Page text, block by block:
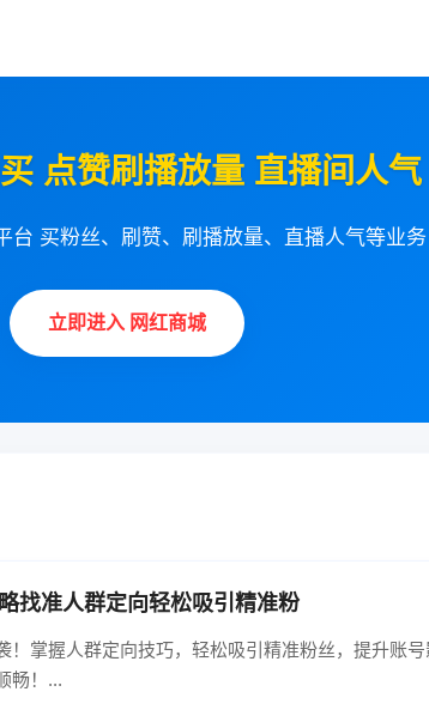
点赞刷播放量 直播间人气
台 买粉丝、刷赞、刷播放量、直播人气等业务
立即进入 网红商城
找准人群定向轻松吸引精准粉
！掌握人群定向技巧，轻松吸引精准粉丝，提升账号
畅！...